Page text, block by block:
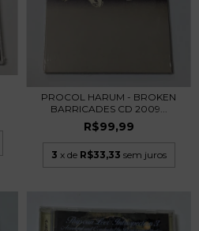
PROCOL HARUM - BROKEN
BARRICADES CD 2009...
R$99,99
3 x de R$33,33 sem juros